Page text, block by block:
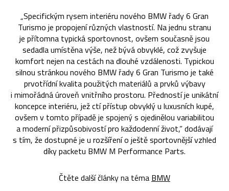
„Specifickým rysem interiéru nového BMW řady 6 Gran
Turismo je propojení různých vlastností. Na jednu stranu
je přítomna typická sportovnost, ovšem současně jsou
sedadla umístěna výše, než bývá obvyklé, což zvyšuje
komfort nejen na cestách na dlouhé vzdálenosti. Typickou
silnou stránkou nového BMW řady 6 Gran Turismo je také
prvotřídní kvalita použitých materiálů a prvků výbavy
i mimořádná úroveň vnitřního prostoru. Předností je unikátní
koncepce interiéru, jež ctí přístup obvyklý u luxusních kupé,
ovšem v tomto případě je spojený s ojedinělou variabilitou
a moderní přizpůsobivostí pro každodenní život,” dodávají
s tím, že dostupné je u rozšíření o ještě sportovnější vzhled
díky packetu BMW M Performance Parts.
Čtěte další články na téma BMW